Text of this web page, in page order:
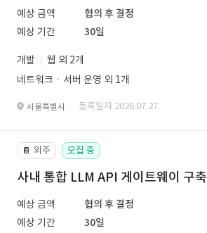
예상 금액
협의 후 결정
예상 기간
30일
개발
웹 외 2개
네트워크ㆍ서버 운영 외 1개
서울특별시 · 등록일자 2026.07.27.
📔 외주 모집 중
사내 통합 LLM API 게이트웨이 구축
예상 금액
협의 후 결정
예상 기간
30일